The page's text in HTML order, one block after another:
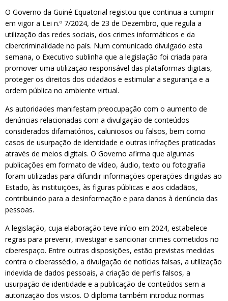
O Governo da Guiné Equatorial registou que continua a cumprir
em vigor a Lei n.º 7/2024, de 23 de Dezembro, que regula a
utilização das redes sociais, dos crimes informáticos e da
cibercriminalidade no país. Num comunicado divulgado esta
semana, o Executivo sublinha que a legislação foi criada para
promover uma utilização responsável das plataformas digitais,
proteger os direitos dos cidadãos e estimular a segurança e a
ordem pública no ambiente virtual.
As autoridades manifestam preocupação com o aumento de
denúncias relacionadas com a divulgação de conteúdos
considerados difamatórios, caluniosos ou falsos, bem como
casos de usurpação de identidade e outras infrações praticadas
através de meios digitais. O Governo afirma que algumas
publicações em formato de vídeo, áudio, texto ou fotografia
foram utilizadas para difundir informações operações dirigidas ao
Estado, às instituições, às figuras públicas e aos cidadãos,
contribuindo para a desinformação e para danos à denúncia das
pessoas.
A legislação, cuja elaboração teve início em 2024, estabelece
regras para prevenir, investigar e sancionar crimes cometidos no
ciberespaço. Entre outras disposições, estão previstas medidas
contra o ciberassédio, a divulgação de notícias falsas, a utilização
indevida de dados pessoais, a criação de perfis falsos, a
usurpação de identidade e a publicação de conteúdos sem a
autorização dos vistos. O diploma também introduz normas